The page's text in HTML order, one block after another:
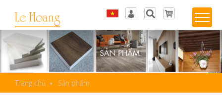
EnglishSản phẩm yêu thích
Trang chủ Sản phẩm